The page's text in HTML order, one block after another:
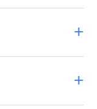
+
+